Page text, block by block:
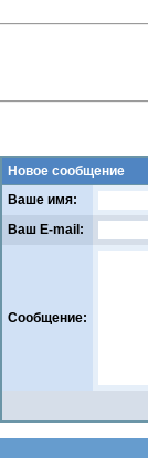
Новое сообщение
Ваше имя:
Ваш E-mail:
Сообщение: